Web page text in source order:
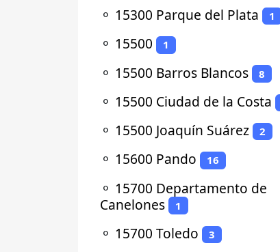
⚬ 15300 Parque del Plata 1
⚬ 15500 1
⚬ 15500 Barros Blancos 8
⚬ 15500 Ciudad de la Costa
⚬ 15500 Joaquín Suárez 2
⚬ 15600 Pando 16
⚬ 15700 Departamento de
Canelones
1
⚬ 15700 Toledo 3